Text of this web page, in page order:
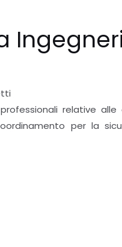
relative alle
per la